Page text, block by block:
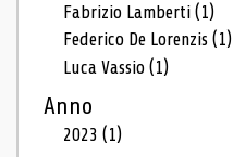
Fabrizio Lamberti(1)
Federico De Lorenzis(1)
Luca Vassio(1)
Anno
2023(1)